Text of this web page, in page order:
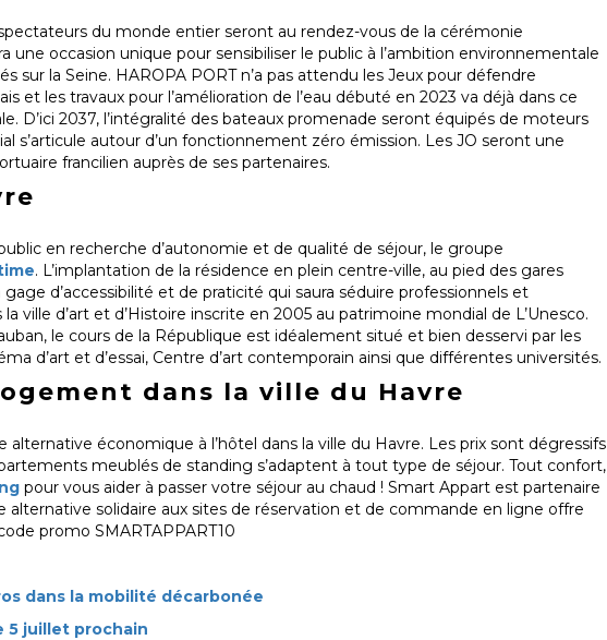
du monde entier seront au rendez-vous de la cérémonie
une occasion unique pour sensibiliser le public à l’ambition environnementale
sur la Seine. HAROPA PORT n’a pas attendu les Jeux pour défendre
et les travaux pour l’amélioration de l’eau débuté en 2023 va déjà dans ce
D’ici 2037, l’intégralité des bateaux promenade seront équipés de moteurs
s’articule autour d’un fonctionnement zéro émission. Les JO seront une
francilien auprès de ses partenaires.
en recherche d’autonomie et de qualité de séjour, le groupe
. L’implantation de la résidence en plein centre-ville, au pied des gares
d’accessibilité et de praticité qui saura séduire professionnels et
ville d’art et d’Histoire inscrite en 2005 au patrimoine mondial de L’Unesco.
le cours de la République est idéalement situé et bien desservi par les
d’art et d’essai, Centre d’art contemporain ainsi que différentes universités.
dans la ville du Havre
alternative économique à l’hôtel dans la ville du Havre. Les prix sont dégressifs
meublés de standing s’adaptent à tout type de séjour. Tout confort,
pour vous aider à passer votre séjour au chaud ! Smart Appart est partenaire
alternative solidaire aux sites de réservation et de commande en ligne offre
promo SMARTAPPART10
dans la mobilité décarbonée
5 juillet prochain